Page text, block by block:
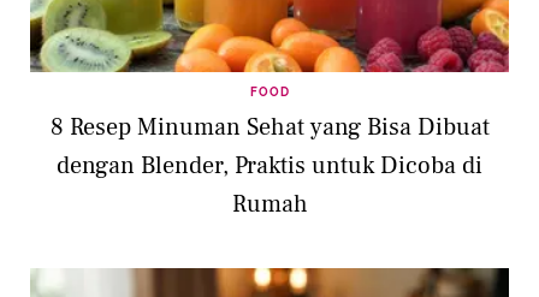
FOOD
8 Resep Minuman Sehat yang Bisa Dibuat
dengan Blender, Praktis untuk Dicoba di
Rumah